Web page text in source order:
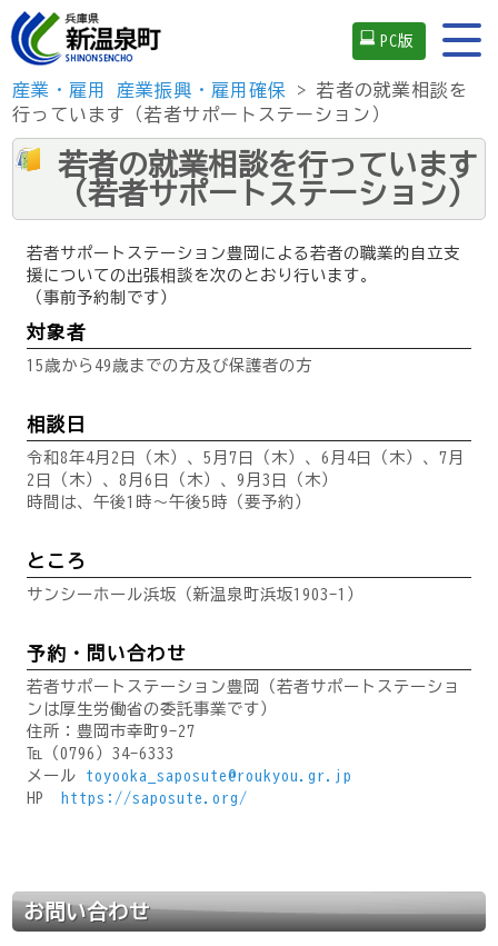
PC版
産業・雇用 産業振興・雇用確保 > 若者の就業相談を
行っています（若者サポートステーション）
若者の就業相談を行っています
（若者サポートステーション）
若者サポートステーション豊岡による若者の職業的自立支
援についての出張相談を次のとおり行います。
（事前予約制です）
対象者
15歳から49歳までの方及び保護者の方
相談日
令和8年4月2日（木）、5月7日（木）、6月4日（木）、7月
2日（木）、8月6日（木）、9月3日（木）
時間は、午後1時～午後5時（要予約）
ところ
サンシーホール浜坂（新温泉町浜坂1903-1）
予約・問い合わせ
若者サポートステーション豊岡（若者サポートステーショ
ンは厚生労働省の委託事業です）
住所：豊岡市幸町9-27
℡（0796）34-6333
メール toyooka_saposute@roukyou.gr.jp
HP
https://saposute.org/
お問い合わせ